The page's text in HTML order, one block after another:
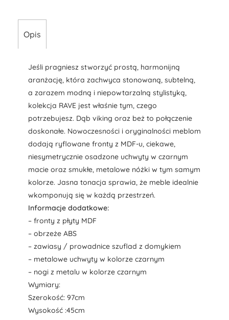
Opis
Jeśli pragniesz stworzyć prostą, harmonijną
aranżację, która zachwyca stonowaną, subtelną,
a zarazem modną i niepowtarzalną stylistyką,
kolekcja RAVE jest właśnie tym, czego
potrzebujesz. Dąb viking oraz beż to połączenie
doskonałe. Nowoczesności i oryginalności meblom
dodają ryflowane fronty z MDF-u, ciekawe,
niesymetrycznie osadzone uchwyty w czarnym
macie oraz smukłe, metalowe nóżki w tym samym
kolorze. Jasna tonacja sprawia, że meble idealnie
wkomponują się w każdą przestrzeń.
Informacje dodatkowe:
– fronty z płyty MDF
– obrzeże ABS
– zawiasy / prowadnice szuflad z domykiem
– metalowe uchwyty w kolorze czarnym
– nogi z metalu w kolorze czarnym
Wymiary:
Szerokość: 97cm
Wysokość :45cm